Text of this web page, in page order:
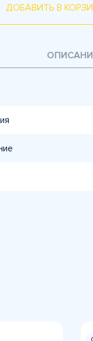
ДОБАВИТЬ В